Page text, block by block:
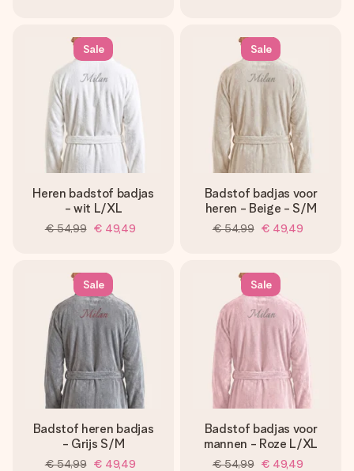
Sale
Heren badstof badjas
- wit L/XL
€ 54,99 € 49,49
Sale
Badstof badjas voor
heren - Beige - S/M
€ 54,99 € 49,49
Sale
Badstof heren badjas
- Grijs S/M
€ 54,99 € 49,49
Sale
Badstof badjas voor
mannen - Roze L/XL
€ 54,99 € 49,49